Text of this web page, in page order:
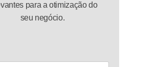
para a otimização do
seu negócio.